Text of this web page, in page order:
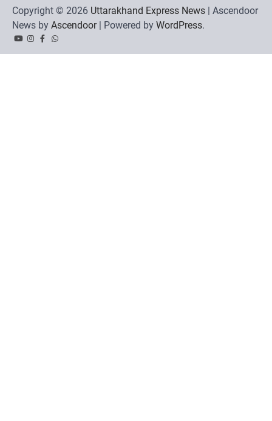
Copyright © 2026 Uttarakhand Express News | Ascendoor
News by Ascendoor| Powered by WordPress.
YouTubeInstagram
Facebook
Whatsapp